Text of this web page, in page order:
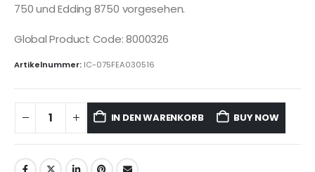
750 und Edding 8750 vorgesehen.
Global Product Code: 8000326
Artikelnummer: IC-075FEA030516
IN DEN WARENKORB BUY NOW